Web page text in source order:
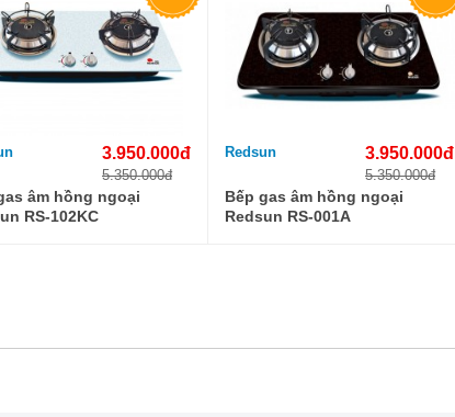
3.950.000đ
5.350.000đ
âm hồng ngoại
RS-102KC
Redsun 3.950.000đ
5.350.000đ
Bếp gas âm hồng ngoại
Redsun RS-001A